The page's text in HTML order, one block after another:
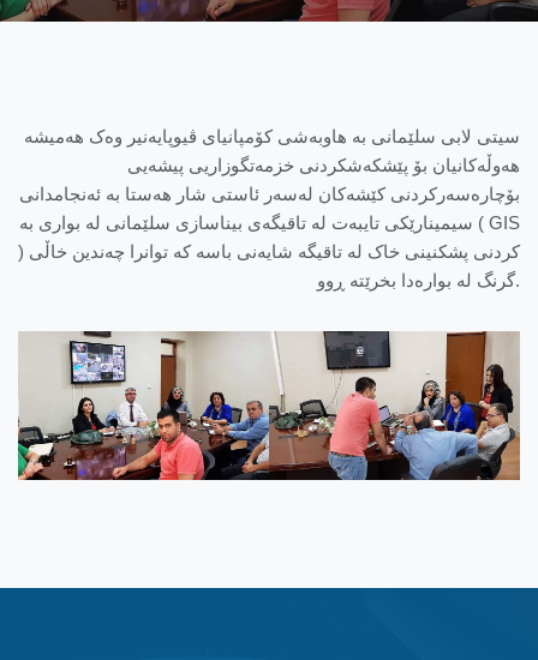
سیتی لابی سلێمانی بە هاوبەشی کۆمپانیای ڤیوپایەنیر وەک هەمیشە
هەوڵەکانیان بۆ پێشکەشکردنی خزمەتگوزاریی پیشەیی
بۆچارەسەرکردنی کێشەکان لەسەر ئاستی شار هەستا بە ئەنجامدانی
سیمینارێکی تایبەت لە تاقیگەی بیناسازی سلێمانی لە بواری بە ( GIS
) کردنی پشکنینی خاک لە تاقیگە شایەنی باسە کە توانرا چەندین خاڵی
گرنگ لە بوارەدا بخرێتە ڕوو.